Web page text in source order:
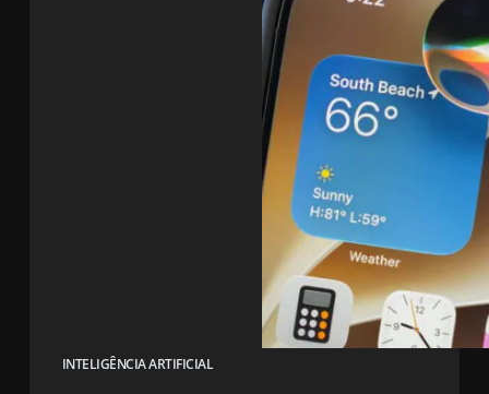
INTELIGÊNCIA ARTIFICIAL